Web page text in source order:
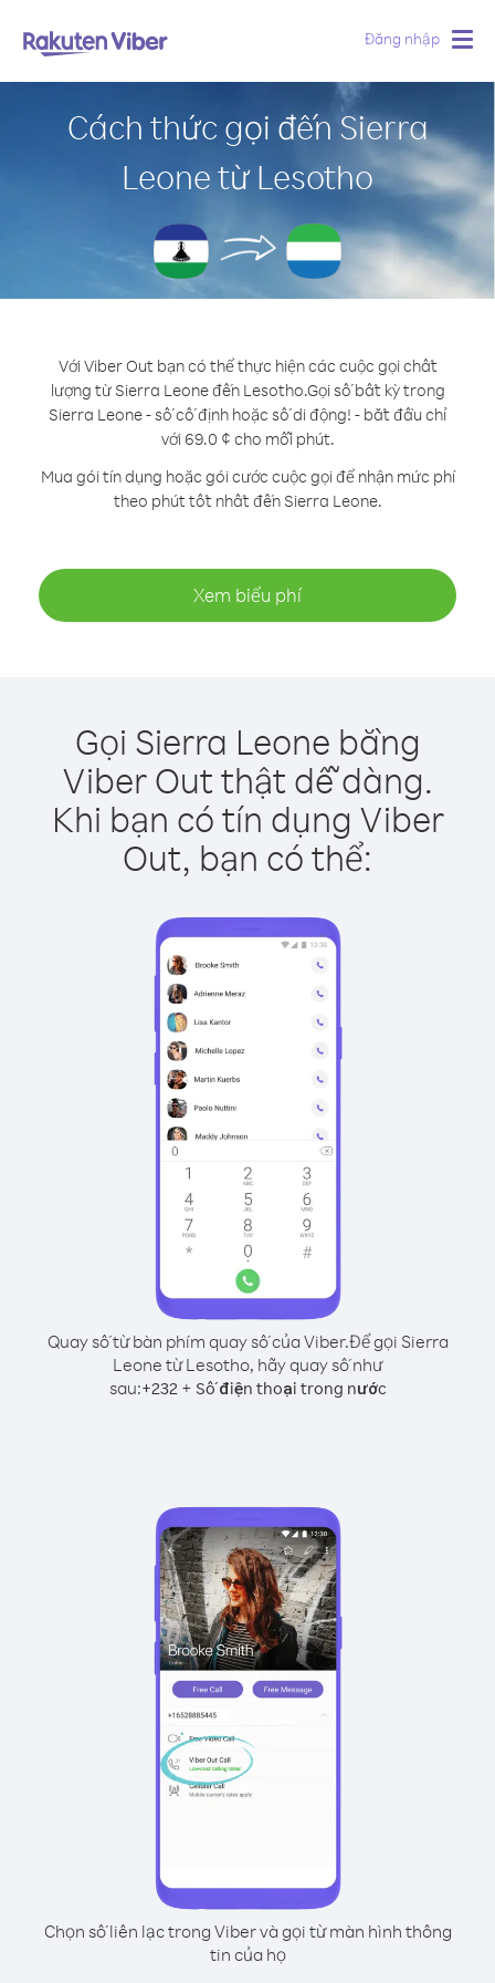
Đăng nhập
Cách thức gọi đến Sierra
Leone từ Lesotho
Với Viber Out bạn có thể thực hiện các cuộc gọi chất
lượng từ Sierra Leone đến Lesotho.Gọi số bất kỳ trong
Sierra Leone - số cố định hoặc số di động! - bắt đầu chỉ
với 69.0 ¢ cho mỗi phút.
Mua gói tín dụng hoặc gói cước cuộc gọi để nhận mức phí
theo phút tốt nhất đến Sierra Leone.
Xem biểu phí
Gọi Sierra Leone bằng
Viber Out thật dễ dàng.
Khi bạn có tín dụng Viber
Out, bạn có thể:
Quay số từ bàn phím quay số của Viber.Để gọi Sierra
Leone từ Lesotho, hãy quay số như
sau:+232+ Số điện thoại trong nước
Chọn số liên lạc trong Viber và gọi từ màn hình thông
tin của họ